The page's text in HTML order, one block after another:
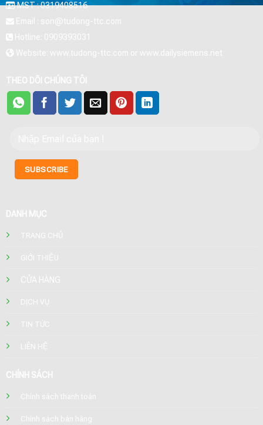
MST : 0319408516
Email : son@tudong-ttc.com
Hotline: 0909393031
Website: www.tudong-ttc.com or www.dailysiemens.net
THEO DÕI CHÚNG TÔI
DANH MỤC
TRANG CHỦ
GIỚI THIỆU
CỬA HÀNG
DỊCH VỤ
TIN TỨC
LIÊN HỆ
CHÍNH SÁCH
Chính sách thanh toán
Chính sách bán hàng